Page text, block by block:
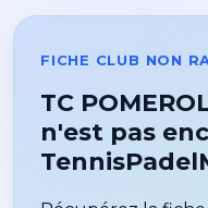
FICHE CLUB NON
TC
n'est pas